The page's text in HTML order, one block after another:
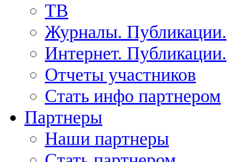
ТВ
Журналы. Публикации.
Интернет. Публикации.
Отчеты участников
Стать инфо партнером
Партнеры
Наши партнеры